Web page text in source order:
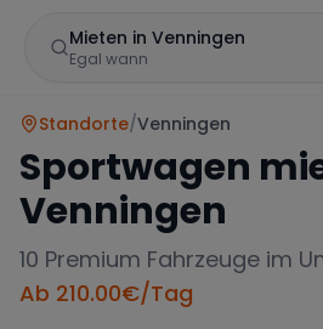
Mieten in Venningen
Egal wann
Standorte/Venningen
Sportwagen
Venningen
10 Premium Fahrzeuge im
Ab 210.00€/Tag